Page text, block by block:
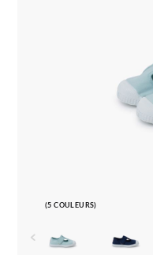
(5 COULEURS)